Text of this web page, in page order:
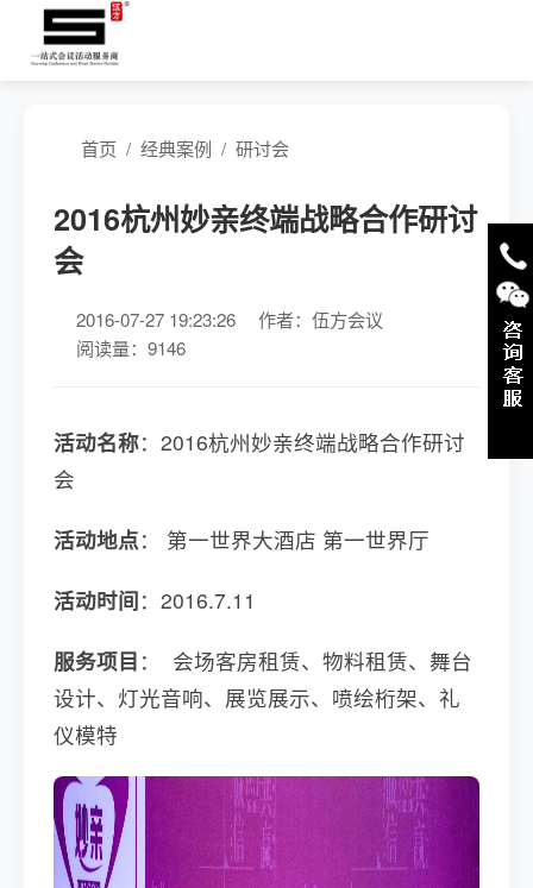
首页 / 经典案例 / 研讨会
2016杭州妙亲终端战略合作研讨
会
2016-07-27 19:23:26
作者：伍方会议
阅读量：9146
活动名称：2016杭州妙亲终端战略合作研讨
会
活动地点： 第一世界大酒店 第一世界厅
活动时间：2016.7.11
服务项目 ： 会场客房租赁、物料租赁、舞台
设计、灯光音响、展览展示、喷绘桁架、礼
仪模特